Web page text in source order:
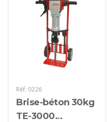
Réf: 0226
Brise-béton 30kg
TE-3000